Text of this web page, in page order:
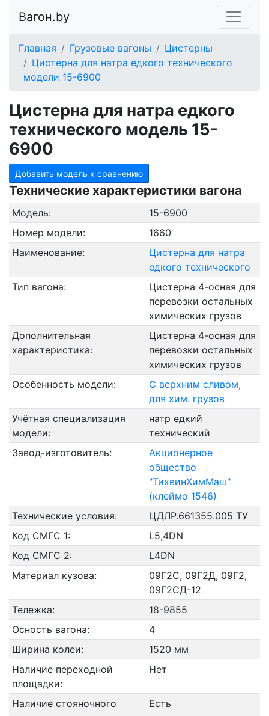
Вагон.by
Главная Грузовые вагоны
Цистерны
Цистерна для натра едкого технического
модели 15-6900
Цистерна для натра едкого
технического модель 15-
6900
Добавить модель к сравнению
Технические характеристики вагона
Модель:
15-6900
Номер модели:
1660
Наименование:
Цистерна для натра
едкого технического
Тип вагона:
Цистерна 4-осная для
перевозки остальных
химических грузов
Дополнительная
характеристика:
Цистерна 4-осная для
перевозки остальных
химических грузов
Особенность модели:
С верхним сливом,
для хим. грузов
Учётная специализация
модели:
натр едкий
технический
Завод-изготовитель:
Акционерное
общество
"ТихвинХимМаш"
(клеймо 1546)
Технические условия:
ЦДЛР.661355.005 ТУ
Код СМГС 1:
L5,4DN
Код СМГС 2:
L4DN
Материал кузова:
09Г2С, 09Г2Д, 09Г2,
09Г2СД-12
Тележка:
18-9855
Осность вагона:
4
Ширина колеи:
1520 мм
Наличие переходной
площадки:
Нет
Наличие стояночного
Есть